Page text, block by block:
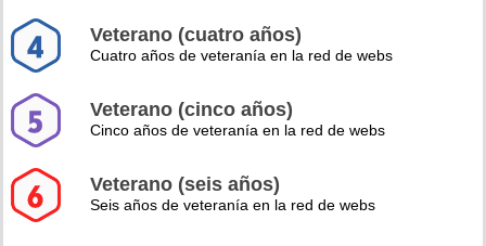
Veterano (cuatro años)
Cuatro años de veteranía en la red de webs
Veterano (cinco años)
Cinco años de veteranía en la red de webs
Veterano (seis años)
Seis años de veteranía en la red de webs